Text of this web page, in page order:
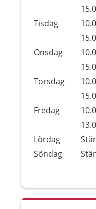
Tisdag
Onsdag
Torsdag
Fredag
Lördag
Söndag